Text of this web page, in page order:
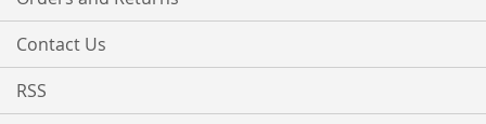
Contact Us
RSS